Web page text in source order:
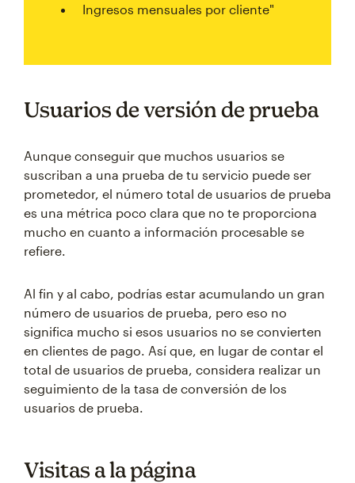
Ingresos mensuales por cliente"
Usuarios de versión de prueba
Aunque conseguir que muchos usuarios se
suscriban a una prueba de tu servicio puede ser
prometedor, el número total de usuarios de prueba
es una métrica poco clara que no te proporciona
mucho en cuanto a información procesable se
refiere.
Al fin y al cabo, podrías estar acumulando un gran
número de usuarios de prueba, pero eso no
significa mucho si esos usuarios no se convierten
en clientes de pago. Así que, en lugar de contar el
total de usuarios de prueba, considera realizar un
seguimiento de la tasa de conversión de los
usuarios de prueba.
Visitas a la página